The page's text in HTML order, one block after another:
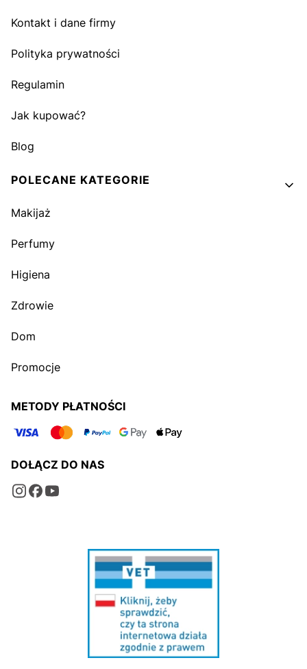
Kontakt i dane firmy
Polityka prywatności
Regulamin
Jak kupować?
Blog
POLECANE KATEGORIE
Makijaż
Perfumy
Higiena
Zdrowie
Dom
Promocje
METODY PŁATNOŚCI
DOŁĄCZ DO NAS